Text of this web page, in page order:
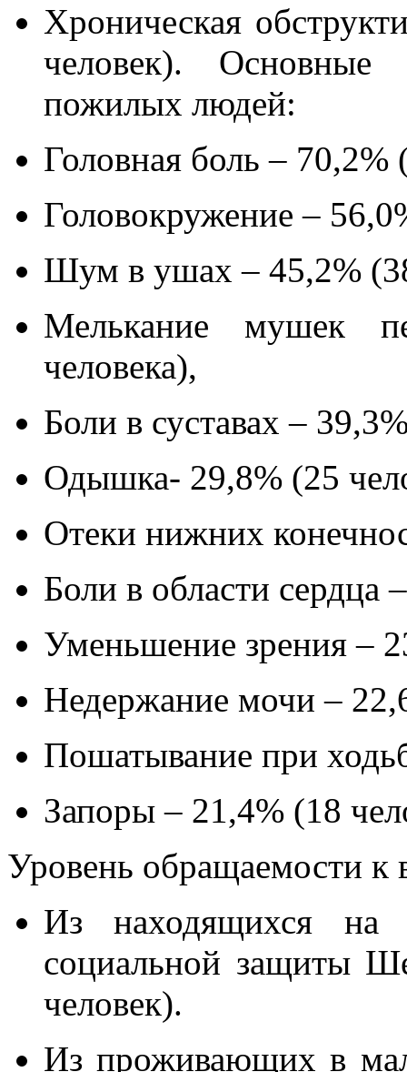
Хроническая
человек).
пожилых людей:
Головная боль – 70,2%
Головокружение –
Шум в ушах – 45,2%
Мелькание мушек
человека),
Боли в суставах –
Одышка- 29,8% (25
Отеки нижних
Боли в области сердца
Уменьшение зрения –
Недержание мочи –
Пошатывание при
Запоры – 21,4% (18
Уровень обращаемости к
Из находящихся на
социальной защиты
человек).
Из проживающих в